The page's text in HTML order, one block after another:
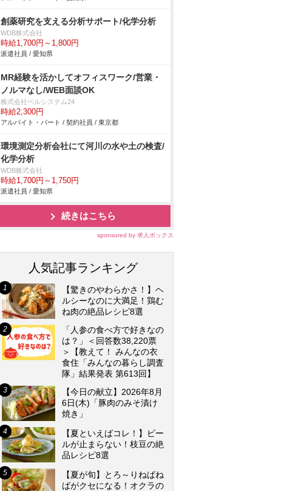
創薬研究を支える分析サポート/化学分析
WDB株式会社
時給1,700円～1,800円
派遣社員 / 愛知県
MR経験を活かしてオフィスワーク/営業・
ノルマなし/WEB面談OK
株式会社ベルシステム24
時給2,300円
アルバイト・パート / 契約社員 / 東京都
環境測定分析会社にて河川の水や土の検査/
化学分析
WDB株式会社
時給1,700円～1,750円
派遣社員 / 愛知県
続きはこちら
sponsored by 求人ボックス
人気記事ランキング
【驚きのやわらかさ！】ヘ
ルシーなのに大満足！鶏む
ね肉の絶品レシピ8選
「人参の食べ方で好きなの
は？」＜回答数38,220票
＞【教えて！ みんなの衣
食住「みんなの暮らし調査
隊」結果発表 第613回】
【今日の献立】2026年8月
6日(木)「豚肉のみそ漬け
焼き」
【夏といえばコレ！】ビー
ルが止まらない！枝豆の絶
品レシピ8選
【夏が旬】とろ～りねばね
ばがクセになる！オクラの